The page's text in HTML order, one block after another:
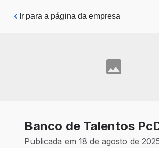
Pular para o conteúdo principal
Ir para a página da empresa
Banco de Talentos
Publicada em 18 de agosto de